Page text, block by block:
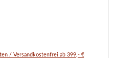
/ Versandkostenfrei ab 399,- €